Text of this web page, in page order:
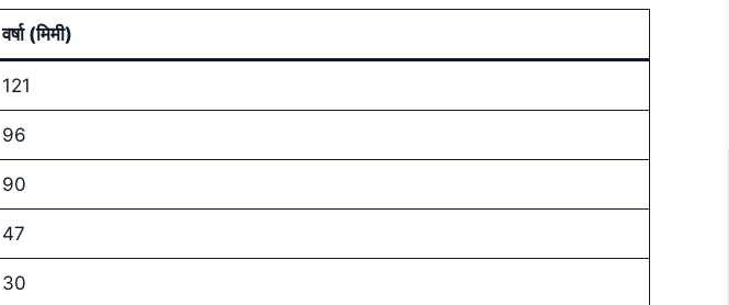
वर्षा (मिमी)
121
96
90
47
30